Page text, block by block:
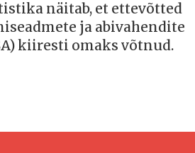
näitab, et ettevõtted
ja abivahendite
kiiresti omaks võtnud.